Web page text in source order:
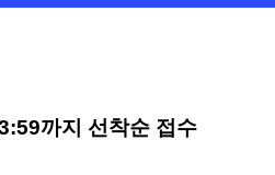
까지 선착순 접수